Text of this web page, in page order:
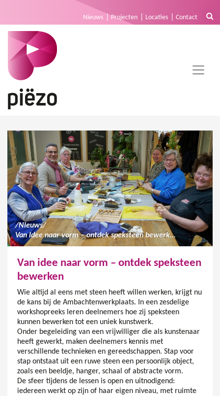
Nieuws Projecten Locaties Contact
/Nieuws/
Van idee naar vorm – ontdek speksteen bewerken
Van idee naar vorm – ontdek speksteen
bewerken
Wie altijd al eens met steen heeft willen werken, krijgt nu
de kans bij de Ambachtenwerkplaats. In een zesdelige
workshopreeks leren deelnemers hoe zij speksteen
kunnen bewerken tot een uniek kunstwerk.
Onder begeleiding van een vrijwilliger die als kunstenaar
heeft gewerkt, maken deelnemers kennis met
verschillende technieken en gereedschappen. Stap voor
stap ontstaat uit een ruwe steen een persoonlijk object,
zoals een beeldje, hanger, schaal of abstracte vorm.
De sfeer tijdens de lessen is open en uitnodigend:
iedereen werkt op zijn of haar eigen niveau, met ruimte